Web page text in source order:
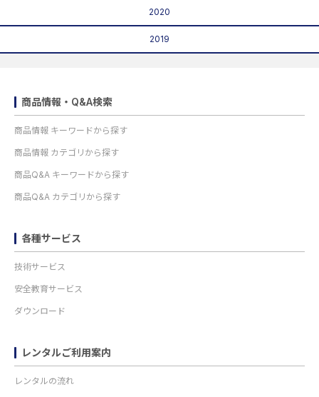
2020
2019
商品情報・Q&A検索
商品情報 キーワードから探す
商品情報 カテゴリから探す
商品Q&A キーワードから探す
商品Q&A カテゴリから探す
各種サービス
技術サービス
安全教育サービス
ダウンロード
レンタルご利用案内
レンタルの流れ